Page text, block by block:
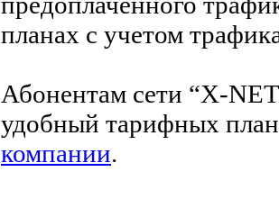
планах с учетом
Абонентам сети “X-
удобный тарифных
компании.